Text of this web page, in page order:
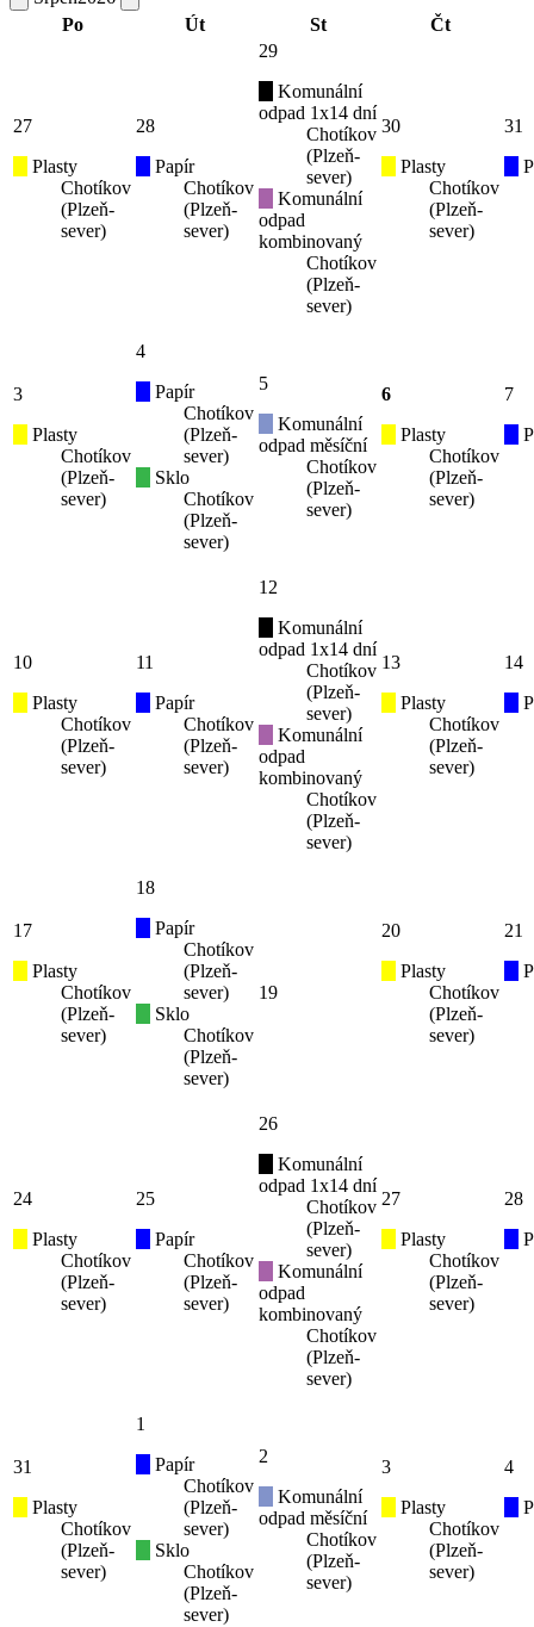
Po
Út St Čt
27
Plasty
Chotíkov
(Plzeň-
sever)
28
Papír
Chotíkov
(Plzeň-
sever)
29
Komunální
odpad 1x14 dní
Chotíkov
(Plzeň-
sever)
Komunální
odpad
kombinovaný
Chotíkov
(Plzeň-
sever)
30
Plasty
Chotíkov
(Plzeň-
sever)
31
3
Plasty
Chotíkov
(Plzeň-
sever)
4
Papír
Chotíkov
(Plzeň-
sever)
Sklo
Chotíkov
(Plzeň-
sever)
5
Komunální
odpad měsíční
Chotíkov
(Plzeň-
sever)
6
Plasty
Chotíkov
(Plzeň-
sever)
7
10
Plasty
Chotíkov
(Plzeň-
sever)
11
Papír
Chotíkov
(Plzeň-
sever)
12
Komunální
odpad 1x14 dní
Chotíkov
(Plzeň-
sever)
Komunální
odpad
kombinovaný
Chotíkov
(Plzeň-
sever)
13
Plasty
Chotíkov
(Plzeň-
sever)
14
17
Plasty
Chotíkov
(Plzeň-
sever)
18
Papír
Chotíkov
(Plzeň-
sever)
Sklo
Chotíkov
(Plzeň-
sever)
19
20
Plasty
Chotíkov
(Plzeň-
sever)
21
24
Plasty
Chotíkov
(Plzeň-
sever)
25
Papír
Chotíkov
(Plzeň-
sever)
26
Komunální
odpad 1x14 dní
Chotíkov
(Plzeň-
sever)
Komunální
odpad
kombinovaný
Chotíkov
(Plzeň-
sever)
27
Plasty
Chotíkov
(Plzeň-
sever)
28
31
Plasty
Chotíkov
(Plzeň-
sever)
1
Papír
Chotíkov
(Plzeň-
sever)
Sklo
Chotíkov
(Plzeň-
sever)
2
Komunální
odpad měsíční
Chotíkov
(Plzeň-
sever)
3
Plasty
Chotíkov
(Plzeň-
sever)
4